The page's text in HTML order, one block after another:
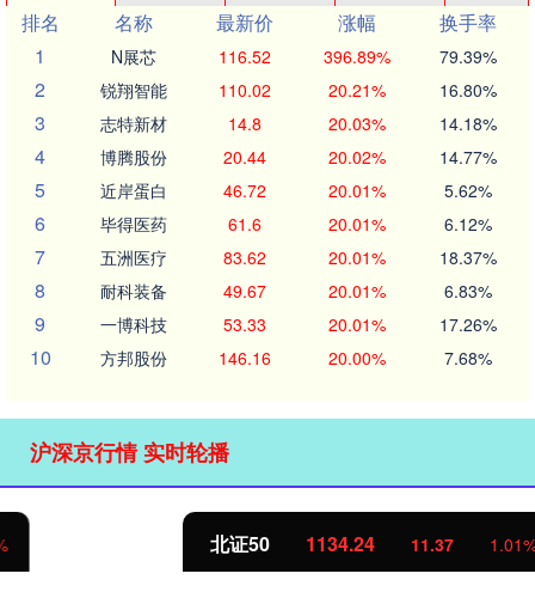
排名
名称 最新价 涨幅
换手率
1
N展芯 116.52 396.89% 79.39%
2 锐翔智能 110.02 20.21% 16.80%
3 志特新材 14.8 20.03% 14.18%
4 博腾股份 20.44 20.02% 14.77%
5 近岸蛋白 46.72 20.01% 5.62%
6 毕得医药 61.6 20.01% 6.12%
7 五洲医疗 83.62 20.01% 18.37%
8 耐科装备 49.67 20.01% 6.83%
9 一博科技 53.33 20.01% 17.26%
10 方邦股份 146.16 20.00% 7.68%
沪深京行情 实时轮播
1134.24 11.37 1.01%